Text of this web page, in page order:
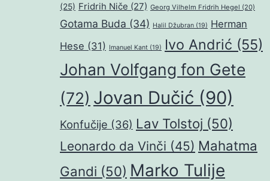
(25) Fridrih Niče (27) Georg Vilhelm Fridrih Hegel (20)
Gotama Buda (34) Halil Džubran (19) Herman
Hese (31) Imanuel Kant (19) Ivo Andrić (55)
Johan Volfgang fon Gete
(72) Jovan Dučić (90)
Konfučije (36) Lav Tolstoj (50)
Leonardo da Vinči (45) Mahatma
Gandi (50) Marko Tulije